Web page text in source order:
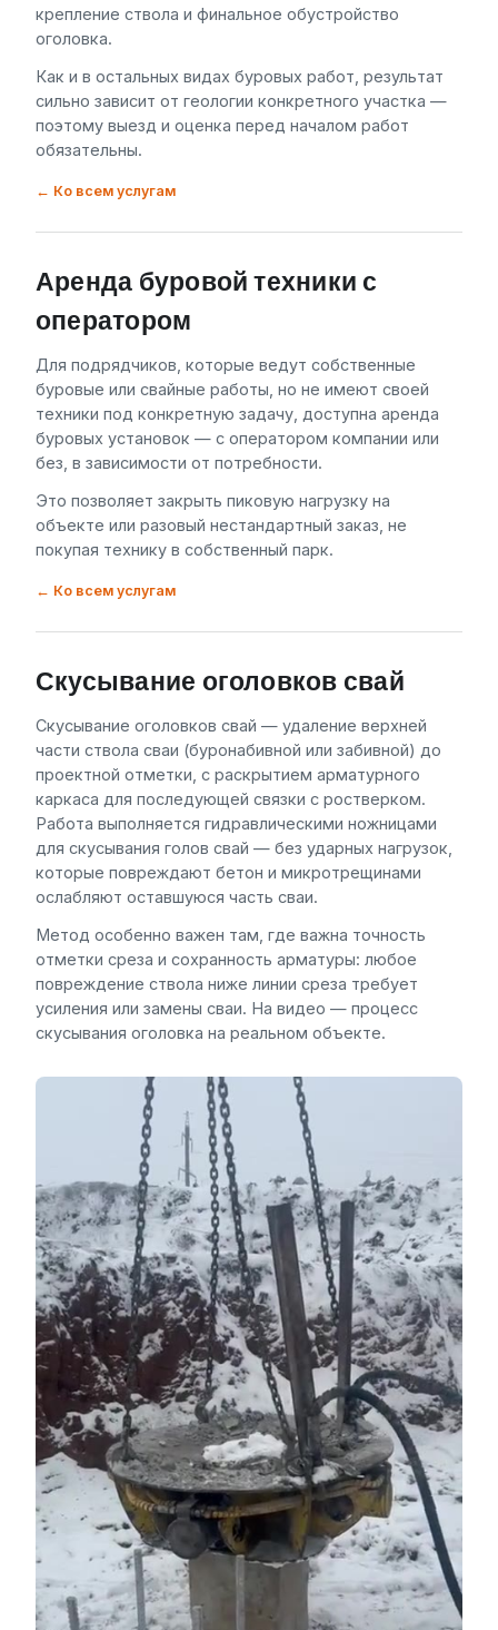
крепление ствола и финальное обустройство
оголовка.
Как и в остальных видах буровых работ, результат
сильно зависит от геологии конкретного участка —
поэтому выезд и оценка перед началом работ
обязательны.
← Ко всем услугам
Аренда буровой техники с
оператором
Для подрядчиков, которые ведут собственные
буровые или свайные работы, но не имеют своей
техники под конкретную задачу, доступна аренда
буровых установок — с оператором компании или
без, в зависимости от потребности.
Это позволяет закрыть пиковую нагрузку на
объекте или разовый нестандартный заказ, не
покупая технику в собственный парк.
← Ко всем услугам
Скусывание оголовков свай
Скусывание оголовков свай — удаление верхней
части ствола сваи (буронабивной или забивной) до
проектной отметки, с раскрытием арматурного
каркаса для последующей связки с ростверком.
Работа выполняется гидравлическими ножницами
для скусывания голов свай — без ударных нагрузок,
которые повреждают бетон и микротрещинами
ослабляют оставшуюся часть сваи.
Метод особенно важен там, где важна точность
отметки среза и сохранность арматуры: любое
повреждение ствола ниже линии среза требует
усиления или замены сваи. На видео — процесс
скусывания оголовка на реальном объекте.